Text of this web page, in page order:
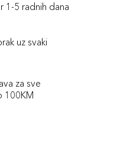
1-5 radnih dana
uz svaki
za sve
100KM